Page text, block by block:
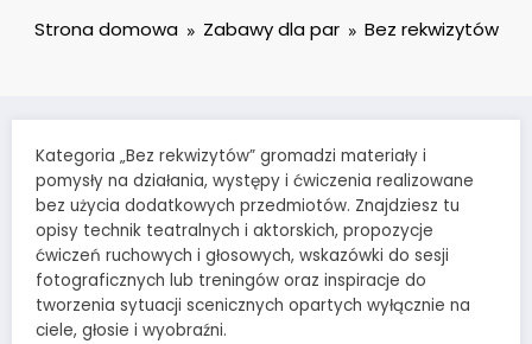
Strona domowa Zabawy dla par Bez rekwizytów
Kategoria „Bez rekwizytów” gromadzi materiały i
pomysły na działania, występy i ćwiczenia realizowane
bez użycia dodatkowych przedmiotów. Znajdziesz tu
opisy technik teatralnych i aktorskich, propozycje
ćwiczeń ruchowych i głosowych, wskazówki do sesji
fotograficznych lub treningów oraz inspiracje do
tworzenia sytuacji scenicznych opartych wyłącznie na
ciele, głosie i wyobraźni.